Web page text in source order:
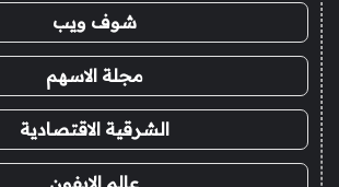
شوف ويب
مجلة الاسهم
الشرقية الاقتصادية